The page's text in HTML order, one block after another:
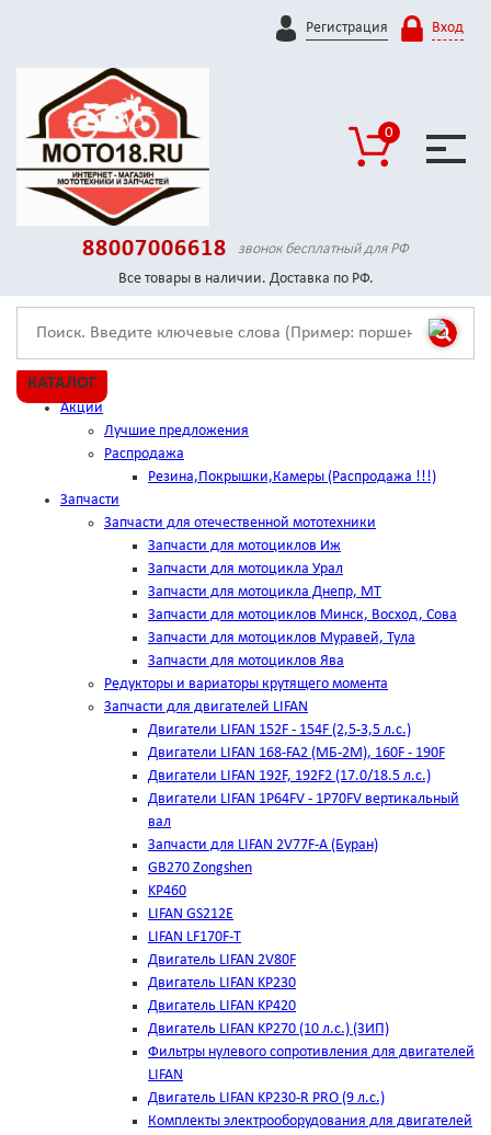
Регистрация Вход
0
88007006618
звонок бесплатный для РФ
Все товары в наличии. Доставка по РФ.
КАТАЛОГ
Акции
Лучшие предложения
Распродажа
Резина,Покрышки,Камеры (Распродажа !!!)
Запчасти
Запчасти для отечественной мототехники
Запчасти для мотоциклов Иж
Запчасти для мотоцикла Урал
Запчасти для мотоцикла Днепр, МТ
Запчасти для мотоциклов Минск, Восход, Сова
Запчасти для мотоциклов Муравей, Тула
Запчасти для мотоциклов Ява
Редукторы и вариаторы крутящего момента
Запчасти для двигателей LIFAN
Двигатели LIFAN 152F - 154F (2,5-3,5 л.с.)
Двигатели LIFAN 168-FA2 (МБ-2М), 160F - 190F
Двигатели LIFAN 192F, 192F2 (17.0/18.5 л.с.)
Двигатели LIFAN 1Р64FV - 1Р70FV вертикальный
вал
Запчасти для LIFAN 2V77F-A (Буран)
GB270 Zongshen
KP460
LIFAN GS212E
LIFAN LF170F-T
Двигатель LIFAN 2V80F
Двигатель LIFAN KP230
Двигатель LIFAN KP420
Двигатель LIFAN KP270 (10 л.с.) (ЗИП)
Фильтры нулевого сопротивления для двигателей
LIFAN
Двигатель LIFAN KP230-R PRO (9 л.с.)
Комплекты электрооборудования для двигателей